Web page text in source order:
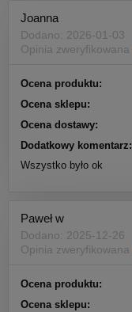
Joanna
Dodano: 2026-01-03
Opinia zweryfikowana
Ocena produktu:
Ocena sklepu:
Ocena dostawy:
Dodatkowy komentarz:
Wszystko było ok
Paweł w
Dodano: 2025-12-26
Opinia zweryfikowana
Ocena produktu:
Ocena sklepu: